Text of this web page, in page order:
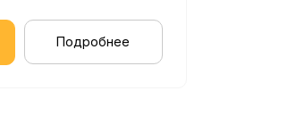
Подробнее